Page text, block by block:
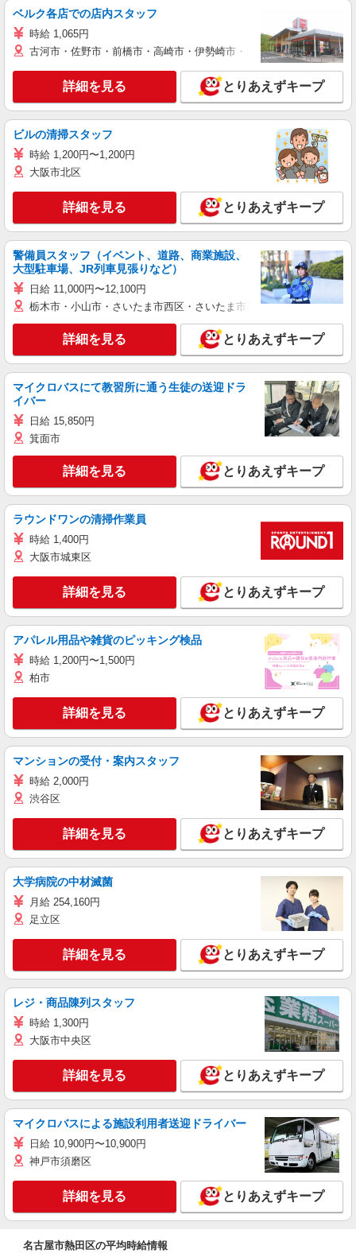
ベルク各店での店内スタッフ
時給 1,065円
古河市・佐野市・前橋市・高崎市・伊勢崎市・太田市・館林市・藤
詳細を見る とりあえずキープ
ビルの清掃スタッフ
時給 1,200円〜1,200円
大阪市北区
詳細を見る とりあえずキープ
警備員スタッフ（イベント、道路、商業施設、
大型駐車場、JR列車見張りなど）
日給 11,000円〜12,100円
栃木市・小山市・さいたま市西区・さいたま市岩槻区・久喜市・蓮田
詳細を見る とりあえずキープ
マイクロバスにて教習所に通う生徒の送迎ドラ
イバー
日給 15,850円
箕面市
詳細を見る とりあえずキープ
ラウンドワンの清掃作業員
時給 1,400円
大阪市城東区
詳細を見る とりあえずキープ
アパレル用品や雑貨のピッキング検品
時給 1,200円〜1,500円
柏市
詳細を見る とりあえずキープ
マンションの受付・案内スタッフ
時給 2,000円
渋谷区
詳細を見る とりあえずキープ
大学病院の中材滅菌
月給 254,160円
足立区
詳細を見る とりあえずキープ
レジ・商品陳列スタッフ
時給 1,300円
大阪市中央区
詳細を見る とりあえずキープ
マイクロバスによる施設利用者送迎ドライバー
日給 10,900円〜10,900円
神戸市須磨区
詳細を見る とりあえずキープ
名古屋市熱田区の平均時給情報